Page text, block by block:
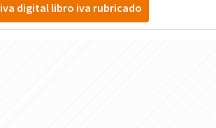
iva digital libro iva rubricado